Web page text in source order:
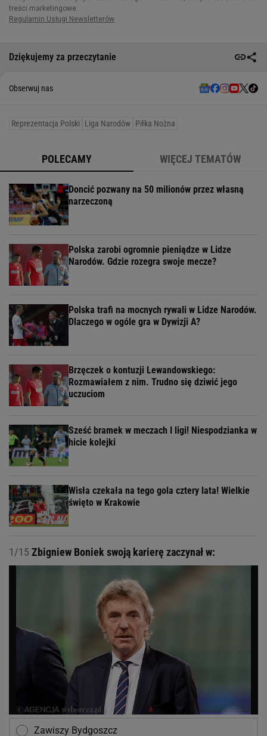
Dziękujemy za przeczytanie
Obserwuj nas
Reprezentacja Polski Liga Narodów Piłka Nożna
POLECAMY WIĘCEJ TEMATÓW
Doncić pozwany na 50 milionów przez własną
narzeczoną
Polska zarobi ogromnie pieniądze w Lidze
Narodów. Gdzie rozegra swoje mecze?
Polska trafi na mocnych rywali w Lidze Narodów.
Dlaczego w ogóle gra w Dywizji A?
Brzęczek o kontuzji Lewandowskiego:
Rozmawiałem z nim. Trudno się dziwić jego
uczuciom
Sześć bramek w meczach I ligi! Niespodzianka w
hicie kolejki
Wisła czekała na tego gola cztery lata! Wielkie
święto w Krakowie
1/15 Zbigniew Boniek swoją karierę zaczynał w:
Zawiszy Bydgoszcz